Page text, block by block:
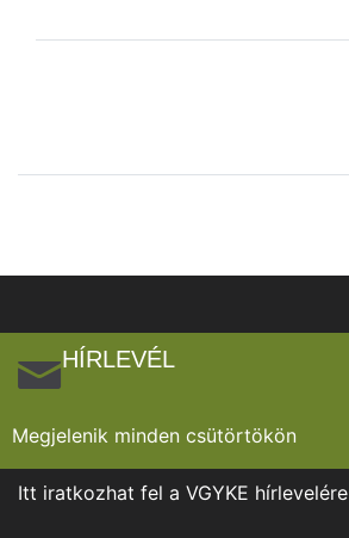
HÍRLEVÉL
Megjelenik minden csütörtökön
Itt iratkozhat fel a VGYKE hírlevelére